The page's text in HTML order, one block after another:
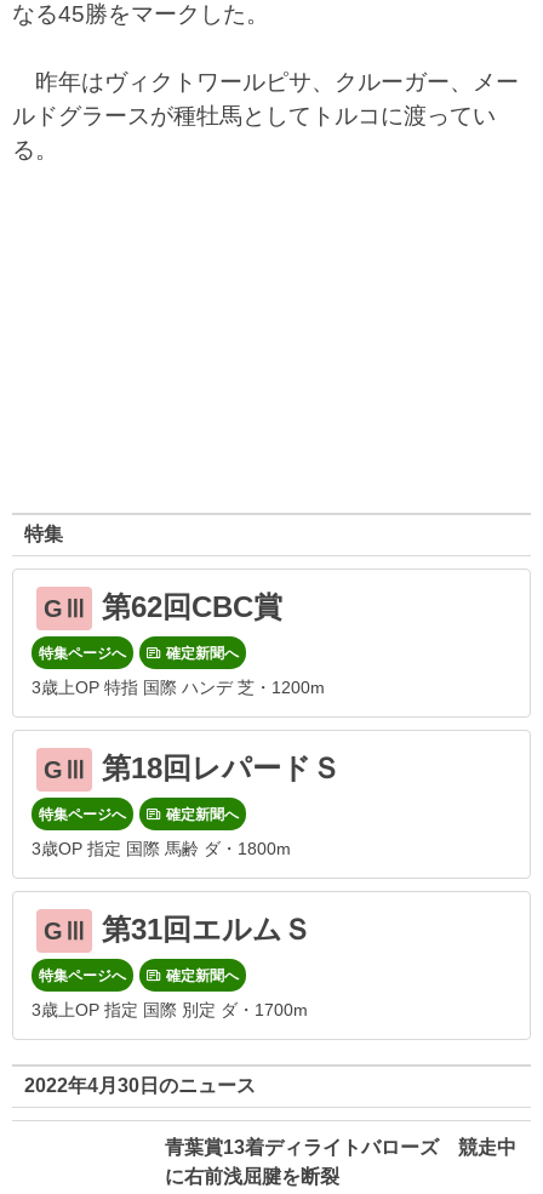
なる45勝をマークした。
昨年はヴィクトワールピサ、クルーガー、メー
ルドグラースが種牡馬としてトルコに渡ってい
る。
特集
GⅢ 第62回CBC賞
特集ページへ 確定新聞へ
3歳上OP 特指 国際 ハンデ 芝・1200m
GⅢ 第18回レパードＳ
特集ページへ 確定新聞へ
3歳OP 指定 国際 馬齢 ダ・1800m
GⅢ 第31回エルムＳ
特集ページへ 確定新聞へ
3歳上OP 指定 国際 別定 ダ・1700m
2022年4月30日のニュース
青葉賞13着ディライトバローズ 競走中
に右前浅屈腱を断裂